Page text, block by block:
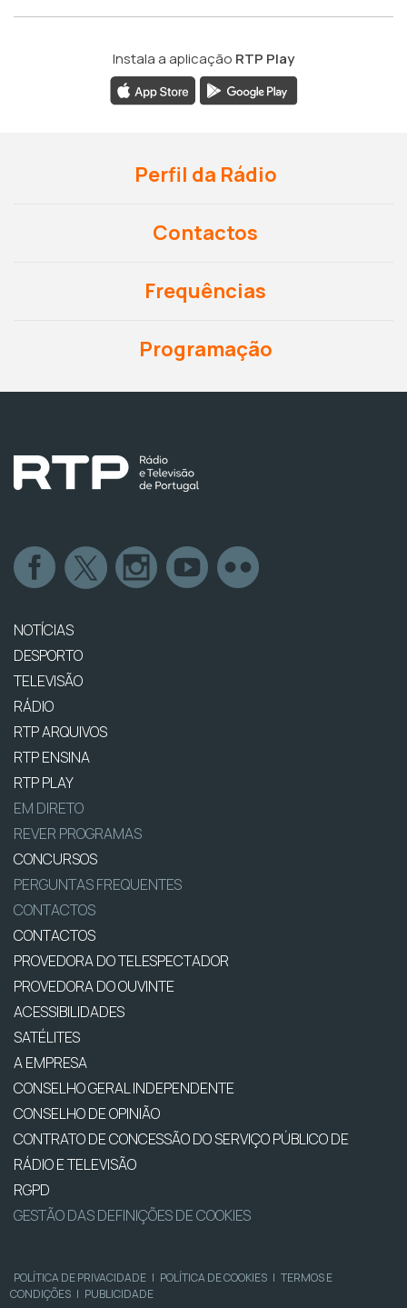
Instala a aplicação RTP Play
Perfil da Rádio
Contactos
Frequências
Programação
NOTÍCIAS
DESPORTO
TELEVISÃO
RÁDIO
RTP ARQUIVOS
RTP ENSINA
RTP PLAY
EM DIRETO
REVER PROGRAMAS
CONCURSOS
PERGUNTAS FREQUENTES
CONTACTOS
CONTACTOS
PROVEDORA DO TELESPECTADOR
PROVEDORA DO OUVINTE
ACESSIBILIDADES
SATÉLITES
A EMPRESA
CONSELHO GERAL INDEPENDENTE
CONSELHO DE OPINIÃO
CONTRATO DE CONCESSÃO DO SERVIÇO PÚBLICO DE
RÁDIO E TELEVISÃO
RGPD
GESTÃO DAS DEFINIÇÕES DE COOKIES
POLÍTICA DE PRIVACIDADE | POLÍTICA DE COOKIES | TERMOS E
CONDIÇÕES | PUBLICIDADE